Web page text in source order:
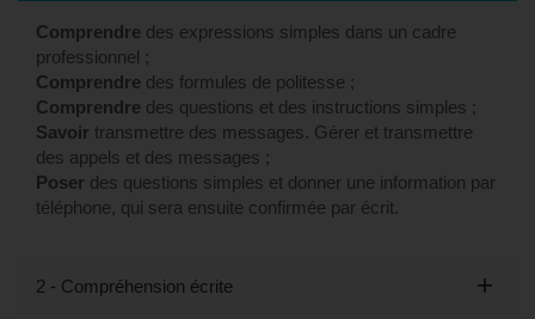
Comprendre des expressions simples dans un cadre
professionnel ;
Comprendre des formules de politesse ;
Comprendre des questions et des instructions simples ;
Savoir transmettre des messages. Gérer et transmettre
des appels et des messages ;
Poser des questions simples et donner une information par
téléphone, qui sera ensuite confirmée par écrit.
2 - Compréhension écrite